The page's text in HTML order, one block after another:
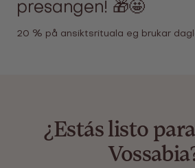
presangen! 🎁🤩
20 % på ansiktsrituala eg brukar
¿Estás listo